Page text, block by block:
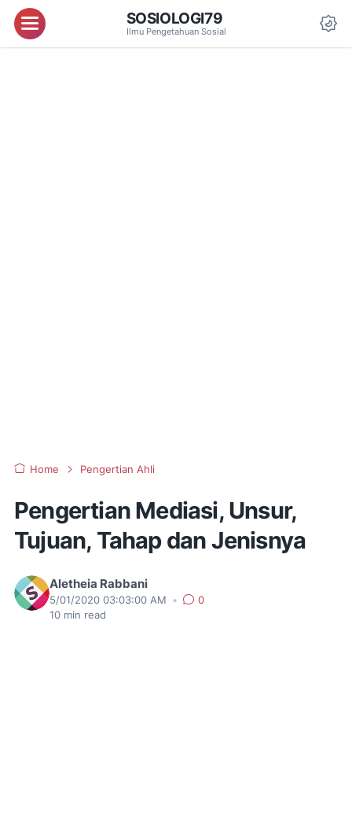
Menu SOSIOLOGI79
Ilmu Pengetahuan Sosial
Home Pengertian Ahli
Pengertian Mediasi, Unsur,
Tujuan, Tahap dan Jenisnya
Aletheia Rabbani
5/01/2020 03:03:00 AM •
0
10 min read